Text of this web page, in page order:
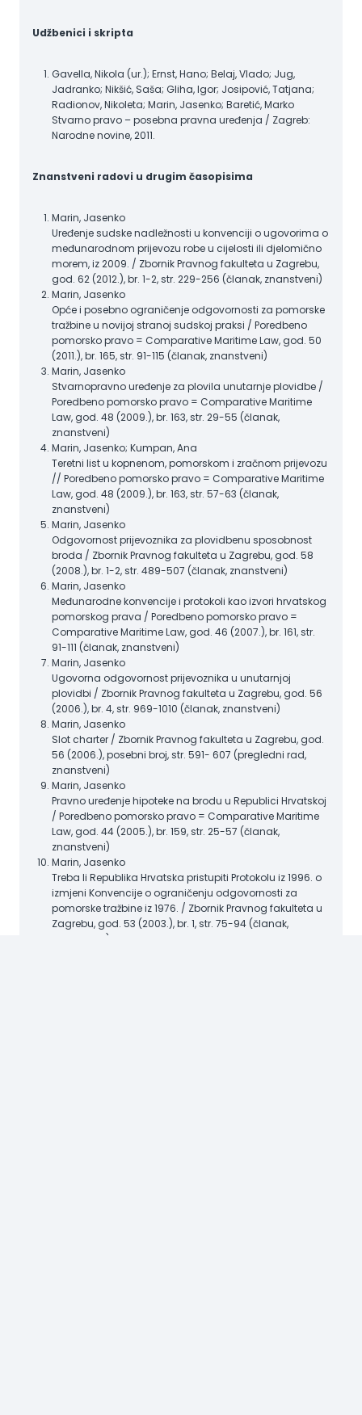
Udžbenici i skripta
Gavella, Nikola (ur.); Ernst, Hano; Belaj, Vlado; Jug,
Jadranko; Nikšić, Saša; Gliha, Igor; Josipović, Tatjana;
Radionov, Nikoleta; Marin, Jasenko; Baretić, Marko
Stvarno pravo – posebna pravna uređenja / Zagreb:
Narodne novine, 2011.
Znanstveni radovi u drugim časopisima
Marin, Jasenko
Uređenje sudske nadležnosti u konvenciji o ugovorima o
međunarodnom prijevozu robe u cijelosti ili djelomično
morem, iz 2009. / Zbornik Pravnog fakulteta u Zagrebu,
god. 62 (2012.), br. 1-2, str. 229-256 (članak, znanstveni)
Marin, Jasenko
Opće i posebno ograničenje odgovornosti za pomorske
tražbine u novijoj stranoj sudskoj praksi / Poredbeno
pomorsko pravo = Comparative Maritime Law, god. 50
(2011.), br. 165, str. 91-115 (članak, znanstveni)
Marin, Jasenko
Stvarnopravno uređenje za plovila unutarnje plovidbe /
Poredbeno pomorsko pravo = Comparative Maritime
Law, god. 48 (2009.), br. 163, str. 29-55 (članak,
znanstveni)
Marin, Jasenko; Kumpan, Ana
Teretni list u kopnenom, pomorskom i zračnom prijevozu
// Poredbeno pomorsko pravo = Comparative Maritime
Law, god. 48 (2009.), br. 163, str. 57-63 (članak,
znanstveni)
Marin, Jasenko
Odgovornost prijevoznika za plovidbenu sposobnost
broda / Zbornik Pravnog fakulteta u Zagrebu, god. 58
(2008.), br. 1-2, str. 489-507 (članak, znanstveni)
Marin, Jasenko
Međunarodne konvencije i protokoli kao izvori hrvatskog
pomorskog prava / Poredbeno pomorsko pravo =
Comparative Maritime Law, god. 46 (2007.), br. 161, str.
91-111 (članak, znanstveni)
Marin, Jasenko
Ugovorna odgovornost prijevoznika u unutarnjoj
plovidbi / Zbornik Pravnog fakulteta u Zagrebu, god. 56
(2006.), br. 4, str. 969-1010 (članak, znanstveni)
Marin, Jasenko
Slot charter / Zbornik Pravnog fakulteta u Zagrebu, god.
56 (2006.), posebni broj, str. 591- 607 (pregledni rad,
znanstveni)
Marin, Jasenko
Pravno uređenje hipoteke na brodu u Republici Hrvatskoj
/ Poredbeno pomorsko pravo = Comparative Maritime
Law, god. 44 (2005.), br. 159, str. 25-57 (članak,
znanstveni)
Marin, Jasenko
Treba li Republika Hrvatska pristupiti Protokolu iz 1996. o
izmjeni Konvencije o ograničenju odgovornosti za
pomorske tražbine iz 1976. / Zbornik Pravnog fakulteta u
Zagrebu, god. 53 (2003.), br. 1, str. 75-94 (članak,
znanstveni)